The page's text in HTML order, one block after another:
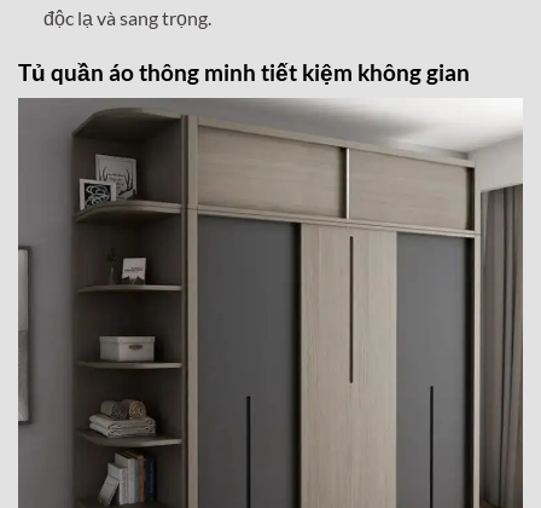
độc lạ và sang trọng.
Tủ quần áo thông minh tiết kiệm không gian